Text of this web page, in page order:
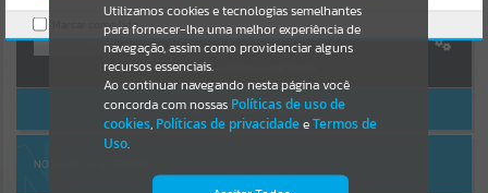
Por favor, aguarde...
SERVIÇOS
Cadastre-se
ACESSAR SEM LOGIN
NOTA FISCAL ELETRÔNICA
Utilizamos cookies e tecnologias semelhantes
para fornecer-lhe uma melhor experiência de
navegação, assim como providenciar alguns
recursos essenciais.
Ao continuar navegando nesta página você
concorda com nossas Políticas de uso de
cookies, Políticas de privacidadeeTermos de
Uso.
Marcar como lido.